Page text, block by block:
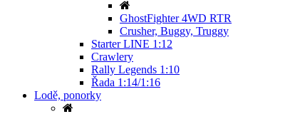
GhostFighter 4WD RTR
Crusher, Buggy, Truggy
Starter LINE 1:12
Crawlery
Rally Legends 1:10
Řada 1:14/1:16
Lodě, ponorky